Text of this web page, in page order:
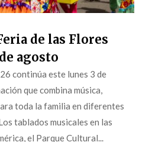
de las Flores
agosto
continúa este lunes 3 de
que combina música,
toda la familia en diferentes
tablados musicales en las
el Parque Cultural...